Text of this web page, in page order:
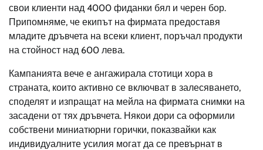
свои клиенти над 4000 фиданки бял и черен бор.
Припомняме, че екипът на фирмата предоставя
младите дръвчета на всеки клиент, поръчал продукти
на стойност над 600 лева.
Кампанията вече е ангажирала стотици хора в
страната, които активно се включват в залесяването,
споделят и изпращат на мейла на фирмата снимки на
засадени от тях дръвчета. Някои дори са оформили
собствени миниатюрни горички, показвайки как
индивидуалните усилия могат да се превърнат в